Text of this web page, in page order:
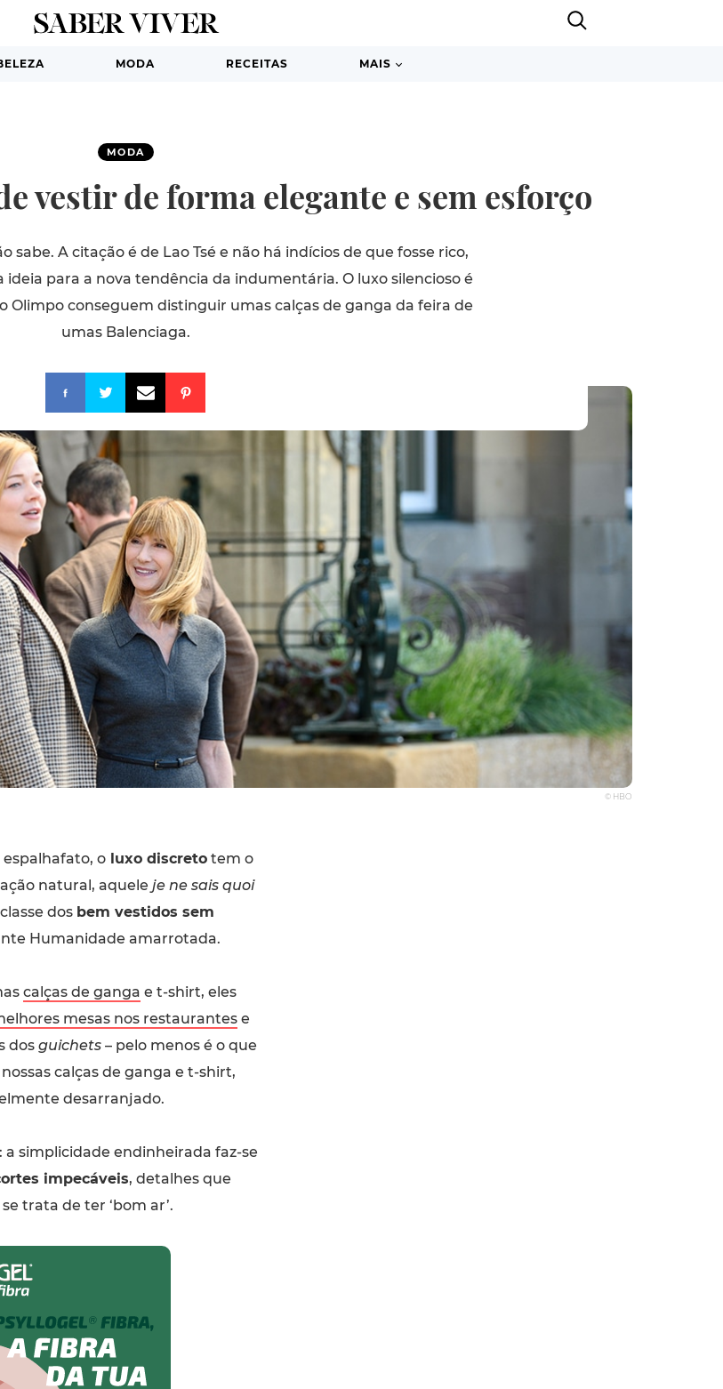
MODA RECEITAS MAIS
MODA
vestir de forma elegante e sem esforço
sabe. A citação é de Lao Tsé e não há indícios de que fosse rico,
para a nova tendência da indumentária. O luxo silencioso é
Olimpo conseguem distinguir umas calças de ganga da feira de
umas Balenciaga.
© HBO
oluxo discretotem o
natural, aquele je ne sais quoi
dos bem vestidos sem
Humanidade amarrotada.
calças de ganga e t-shirt, eles
mesas nos restaurantese
dos guichets– pelo menos é o que
calças de ganga e t-shirt,
desarranjado.
a simplicidade endinheirada faz-se
impecáveis, detalhes que
trata de ter ‘bom ar’.